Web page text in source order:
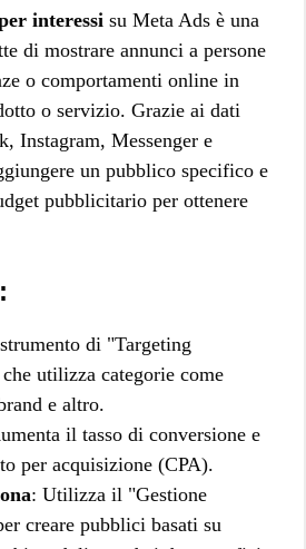
interessi su Meta Ads è una
di mostrare annunci a persone
o comportamenti online in
o servizio. Grazie ai dati
Instagram, Messenger e
un pubblico specifico e
pubblicitario per ottenere
di "Targeting
utilizza categorie come
e altro.
il tasso di conversione e
per acquisizione (CPA).
: Utilizza il "Gestione
creare pubblici basati su